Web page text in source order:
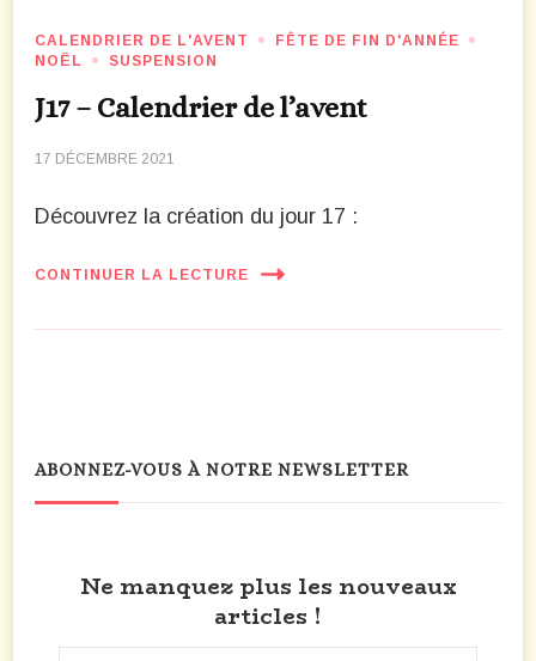
CALENDRIER DE L'AVENT
FÊTE DE FIN D'ANNÉE
NOËL
SUSPENSION
J17 – Calendrier de l’avent
17 DÉCEMBRE 2021
Découvrez la création du jour 17 :
CONTINUER LA LECTURE
ABONNEZ-VOUS À NOTRE NEWSLETTER
Ne manquez plus les nouveaux
articles !